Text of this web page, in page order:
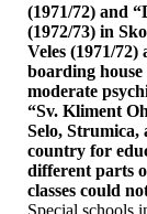
(1971/72) and
(1972/73) in
Veles (1971/
boarding
moderate
“Sv. Kliment
Selo, Strumica,
country for
different parts
classes could